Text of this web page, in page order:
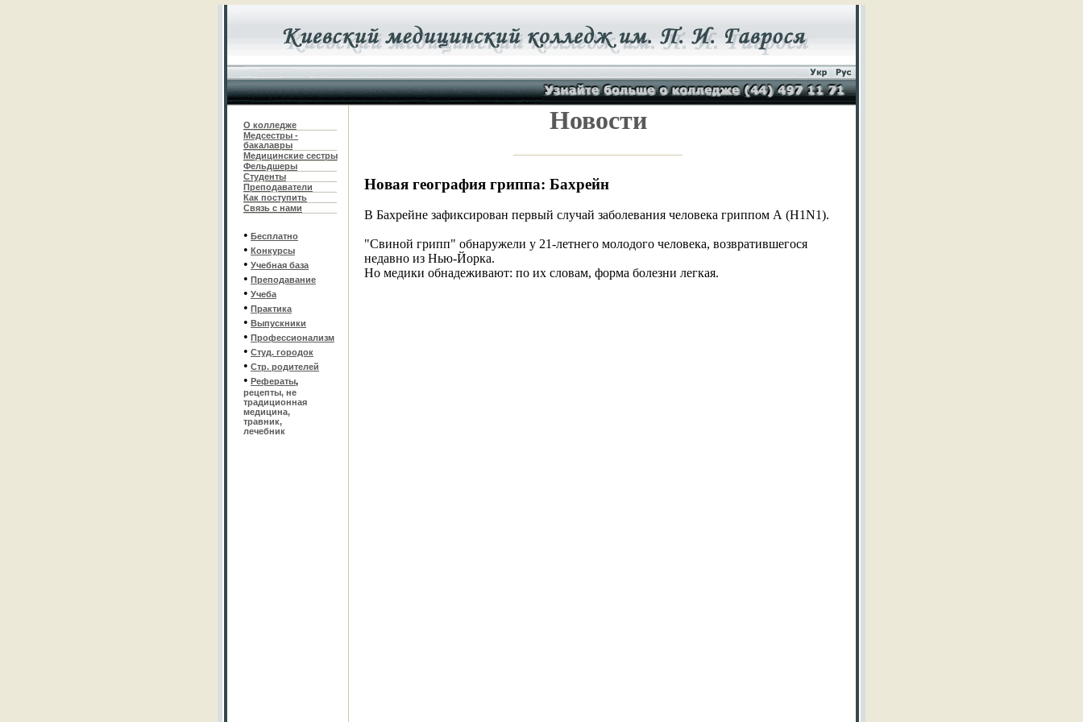
О колледже
Медсестры -
бакалавры
Медицинские сестры
Фельдшеры
Студенты
Преподаватели
Как поступить
Связь с нами
• Бесплатно
• Конкурсы
• Учебная база
• Преподавание
• Учеба
• Практика
• Выпускники
• Профессионализм
• Студ. городок
• Стр. родителей
• Рефераты,
рецепты, не
традиционная
медицина,
травник,
лечебник
Новости
Новая география гриппа: Бахрейн
В Бахрейне зафиксирован первый случай заболевания человека гриппом А (H1N1).
"Свиной грипп" обнаружели у 21-летнего молодого человека, возвратившегося
недавно из Нью-Йорка.
Но медики обнадеживают: по их словам, форма болезни легкая.